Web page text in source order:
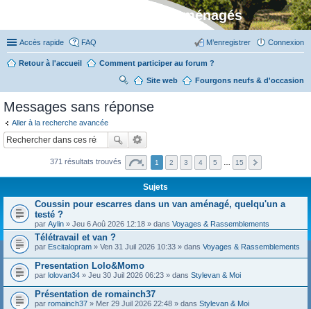
Stylevan - Vans aménagés
Accès rapide FAQ Connexion
M’enregistrer
Retour à l'accueil Comment participer au forum ?
Fourgons neufs & d'occasion
Site web
R
her
ch
er
Messages sans réponse
Aller à la recherche avancée
371 résultats trouvés 1 2 3 4 5 15
Sujets
Coussin pour escarres dans un van aménagé, quelqu'un a
testé ?
par Aylin » Jeu 6 Aoû 2026 12:18 » dans Voyages & Rassemblements
Télétravail et van ?
par Escitalopram » Ven 31 Juil 2026 10:33 » dans Voyages & Rassemblements
Presentation Lolo&Momo
par lolovan34 » Jeu 30 Juil 2026 06:23 » dans Stylevan & Moi
Présentation de romainch37
par romainch37 » Mer 29 Juil 2026 22:48 » dans Stylevan & Moi